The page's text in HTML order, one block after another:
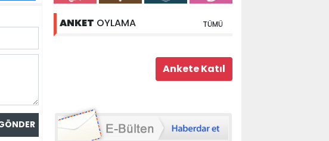
ANKET OYLAMA TÜMÜ